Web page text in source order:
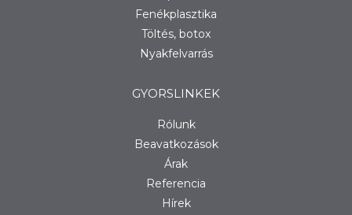
Fenékplasztika
Töltés, botox
Nyakfelvarrás
GYORSLINKEK
Rólunk
Beavatkozások
Árak
Referencia
Hírek